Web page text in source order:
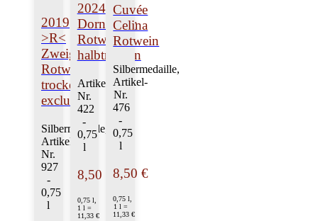
2019
>R<
Zweigelt
Rotwein
trocken,
exclusiv
Silbermedaille,
Artikel-
Nr.
927
-
0,75
l
2024
Dornfelder
Rotwein
halbtrocken
Artikel-
Nr.
422
-
0,75
l
8,50 €
0,75 l,
1 l =
11,33 €
Cuvée
Celina
Rotwein
Silbermedaille,
Artikel-
Nr.
476
-
0,75
l
8,50 €
0,75 l,
1 l =
11,33 €